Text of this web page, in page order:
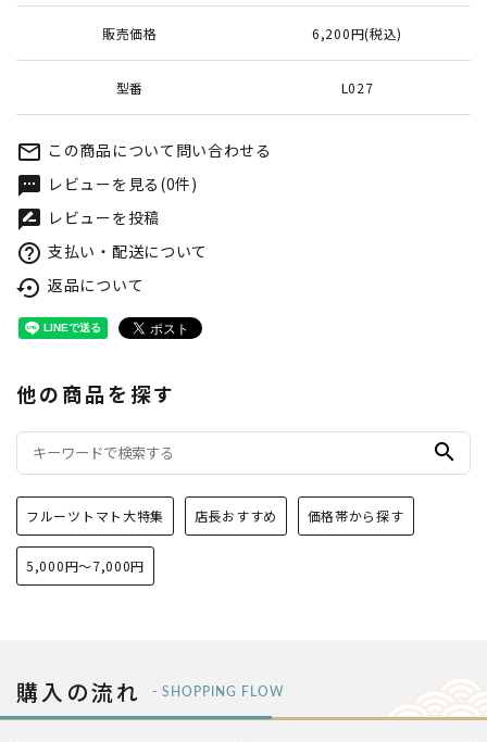
販売価格 6,200円(税込)
型番 L027
mail_outline この商品について問い合わせる
textsms レビューを見る(0件)
rate_review レビューを投稿
help_outline 支払い・配送について
settings_backup_restore 返品について
他の商品を探す
search
フルーツトマト大特集 店長おすすめ 価格帯から探す
5,000円〜7,000円
購入の流れ - SHOPPING FLOW